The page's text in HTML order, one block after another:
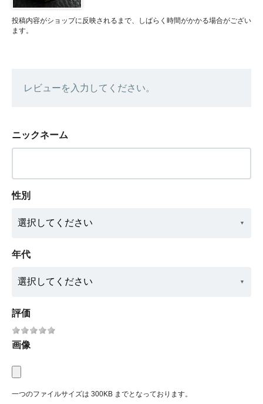
投稿内容がショップに反映されるまで、しばらく時間がかかる場合がござい
ます。
レビューを入力してください。
ニックネーム
性別
年代
評価
画像
一つのファイルサイズは 300KB までとなっております。